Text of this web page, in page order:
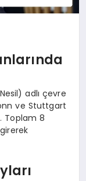
adlı çevre
ve Stuttgart
Toplam 8